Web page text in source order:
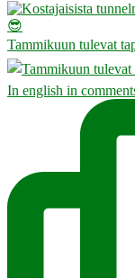
Tammikuun tulevat
In english in